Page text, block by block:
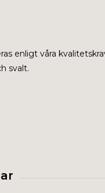
enligt våra
svalt.